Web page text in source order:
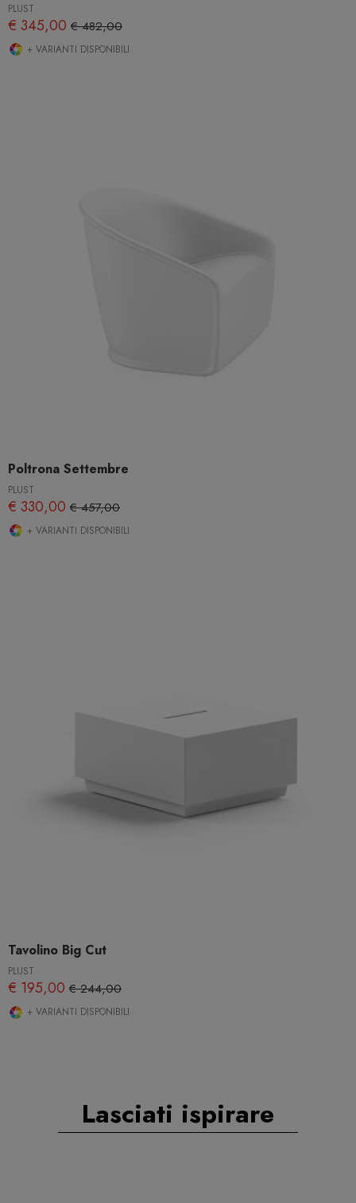
PLUST
€ 345,00 € 482,00
+ VARIANTI DISPONIBILI
Poltrona Settembre
PLUST
€ 330,00 € 457,00
+ VARIANTI DISPONIBILI
Tavolino Big Cut
PLUST
€ 195,00 € 244,00
+ VARIANTI DISPONIBILI
Lasciati ispirare